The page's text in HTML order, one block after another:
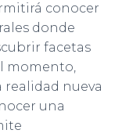
conocer
donde
facetas
momento,
nueva
una